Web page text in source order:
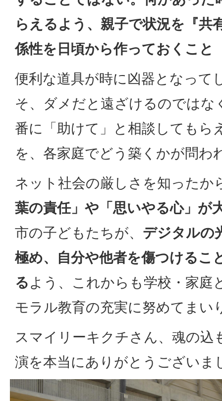
らえるよう、親子で状況を『共
係性を日頃から作っておくこと
便利な道具が時に凶器となって
そ、ダメだと遠ざけるのではな
番に「助けて」と相談してもら
を、各家庭でどう築くかが問わ
ネット社会の厳しさを知ったか
葉の責任」や「思いやる心」が
市の子どもたちが、 デジタルの
極め、自分や他者を傷つけるこ
るよう、これからも学校・家庭
モラル教育の充実に努めてまい
スマイリーキクチさん、魂の込
演を本当にありがとうございま